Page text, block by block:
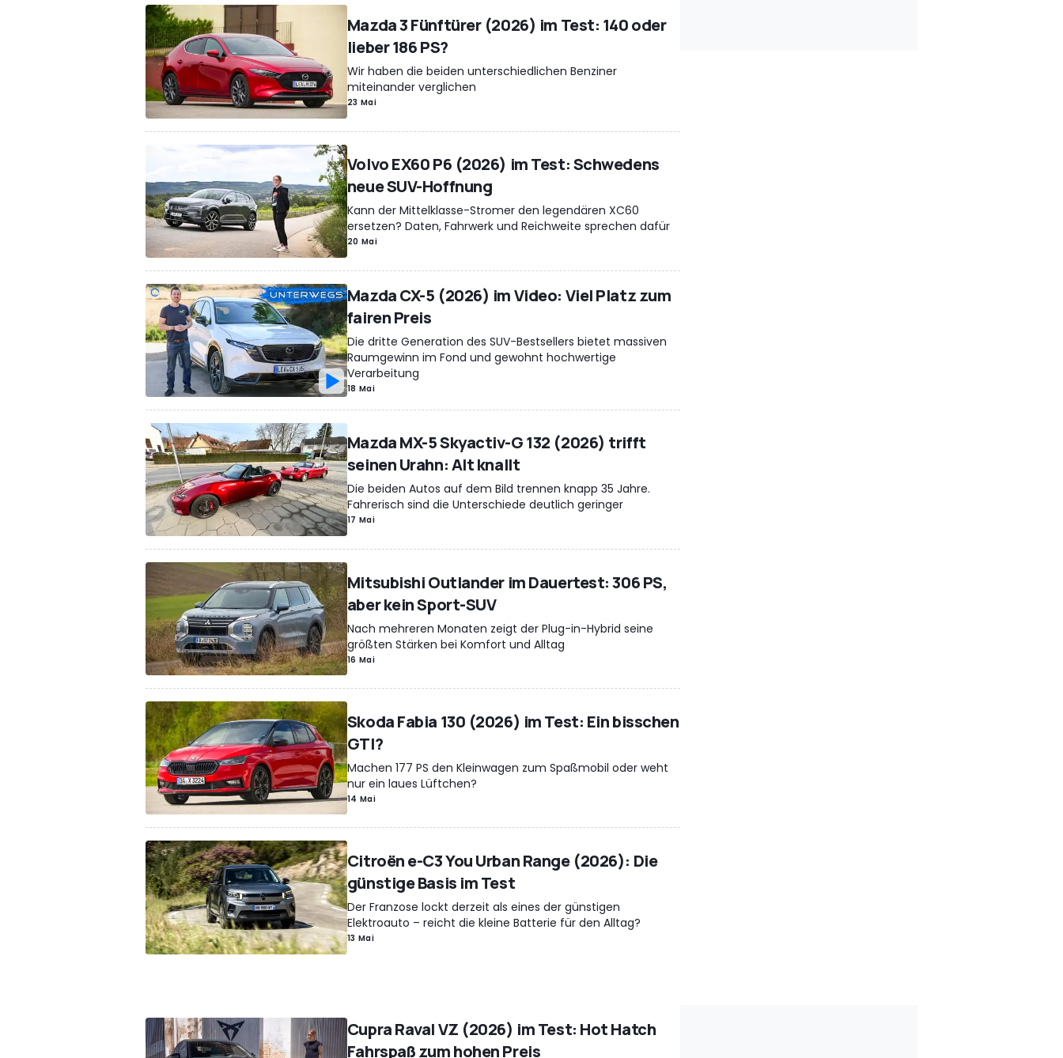
Mazda 3 Fünftürer (2026) im Test: 140 oder
lieber 186 PS?
Wir haben die beiden unterschiedlichen Benziner
miteinander verglichen
23 Mai
Volvo EX60 P6 (2026) im Test: Schwedens
neue SUV-Hoffnung
Kann der Mittelklasse-Stromer den legendären XC60
ersetzen? Daten, Fahrwerk und Reichweite sprechen dafür
20 Mai
Mazda CX-5 (2026) im Video: Viel Platz zum
fairen Preis
Die dritte Generation des SUV-Bestsellers bietet massiven
Raumgewinn im Fond und gewohnt hochwertige
Verarbeitung
18 Mai
Mazda MX-5 Skyactiv-G 132 (2026) trifft
seinen Urahn: Alt knallt
Die beiden Autos auf dem Bild trennen knapp 35 Jahre.
Fahrerisch sind die Unterschiede deutlich geringer
17 Mai
Mitsubishi Outlander im Dauertest: 306 PS,
aber kein Sport-SUV
Nach mehreren Monaten zeigt der Plug-in-Hybrid seine
größten Stärken bei Komfort und Alltag
16 Mai
Skoda Fabia 130 (2026) im Test: Ein bisschen
GTI?
Machen 177 PS den Kleinwagen zum Spaßmobil oder weht
nur ein laues Lüftchen?
14 Mai
Citroën e-C3 You Urban Range (2026): Die
günstige Basis im Test
Der Franzose lockt derzeit als eines der günstigen
Elektroauto – reicht die kleine Batterie für den Alltag?
13 Mai
Cupra Raval VZ (2026) im Test: Hot Hatch
Fahrspaß zum hohen Preis